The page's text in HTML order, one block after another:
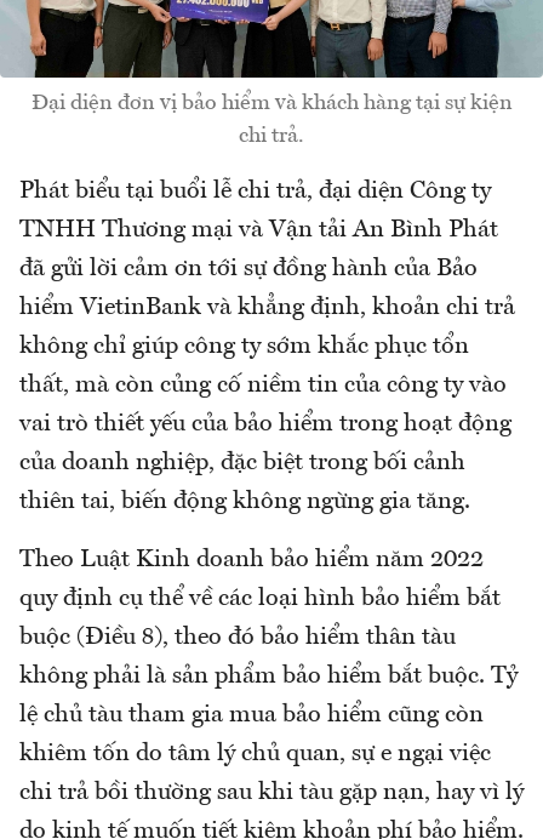
Đại diện đơn vị bảo hiểm và khách hàng tại sự kiện
chi trả.
Phát biểu tại buổi lễ chi trả, đại diện Công ty
TNHH Thương mại và Vận tải An Bình Phát
đã gửi lời cảm ơn tới sự đồng hành của Bảo
hiểm VietinBank và khẳng định, khoản chi trả
không chỉ giúp công ty sớm khắc phục tổn
thất, mà còn củng cố niềm tin của công ty vào
vai trò thiết yếu của bảo hiểm trong hoạt động
của doanh nghiệp, đặc biệt trong bối cảnh
thiên tai, biến động không ngừng gia tăng.
Theo Luật Kinh doanh bảo hiểm năm 2022
quy định cụ thể về các loại hình bảo hiểm bắt
buộc (Điều 8), theo đó bảo hiểm thân tàu
không phải là sản phẩm bảo hiểm bắt buộc. Tỷ
lệ chủ tàu tham gia mua bảo hiểm cũng còn
khiêm tốn do tâm lý chủ quan, sự e ngại việc
chi trả bồi thường sau khi tàu gặp nạn, hay vì lý
do kinh tế muốn tiết kiệm khoản phí bảo hiểm.